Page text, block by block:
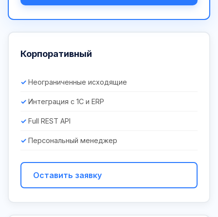
Корпоративный
Неограниченные исходящие
Интеграция с 1С и ERP
Full REST API
Персональный менеджер
Оставить заявку